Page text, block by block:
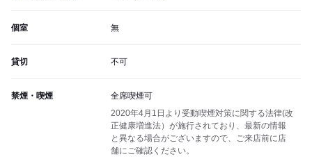
個室 無
貸切 不可
禁煙・喫煙
全席喫煙可
2020年4月1日より受動喫煙対策に関する法律(改
正健康増進法）が施行されており、最新の情報
と異なる場合がございますので、ご来店前に店
舗にご確認ください。